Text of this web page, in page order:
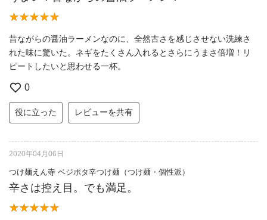
昔ながらの醤油ラーメンなのに、全然古さを感じさせない洗練さ
れた味に驚いた。ネギをたくさん入れるとさらにうまさ倍増！リ
ピートしたいと思わせる一杯。
0
役に立った レビューを共有
2020年04月06日
つけ麺えん寺 ベジポタ辛つけ麺（つけ麺・個性派）
辛さは控え目。でも満足。